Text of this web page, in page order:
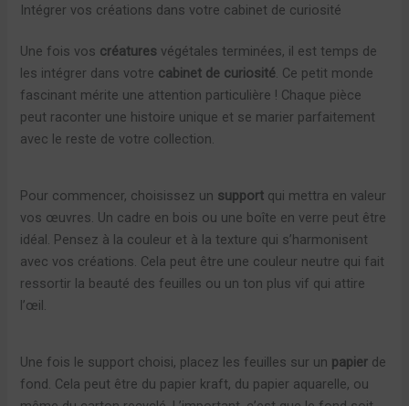
Intégrer vos créations dans votre cabinet de curiosité
Une fois vos créatures végétales terminées, il est temps de
les intégrer dans votre cabinet de curiosité. Ce petit monde
fascinant mérite une attention particulière ! Chaque pièce
peut raconter une histoire unique et se marier parfaitement
avec le reste de votre collection.
Pour commencer, choisissez un support qui mettra en valeur
vos œuvres. Un cadre en bois ou une boîte en verre peut être
idéal. Pensez à la couleur et à la texture qui s’harmonisent
avec vos créations. Cela peut être une couleur neutre qui fait
ressortir la beauté des feuilles ou un ton plus vif qui attire
l’œil.
Une fois le support choisi, placez les feuilles sur un papier de
fond. Cela peut être du papier kraft, du papier aquarelle, ou